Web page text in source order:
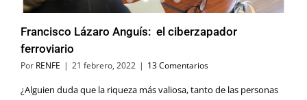
Francisco Lázaro Anguís: el ciberzapador
ferroviario
Por RENFE | 21 febrero, 2022 | 13 Comentarios
¿Alguien duda que la riqueza más valiosa, tanto de las personas